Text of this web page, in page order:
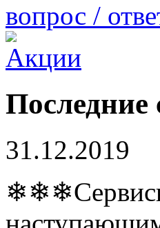
вопрос /
Последние
31.12.2019